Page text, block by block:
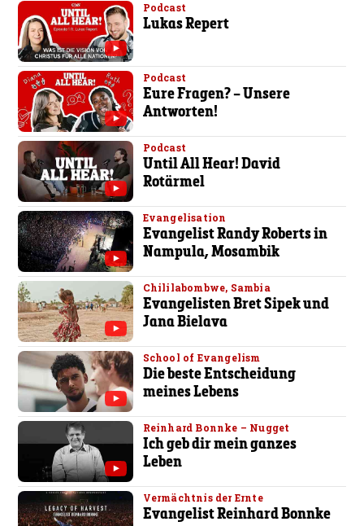
Podcast
Lukas Repert
Podcast
Eure Fragen? – Unsere
Antworten!
Podcast
Until All Hear! David
Rotärmel
Evangelisation
Evangelist Randy Roberts in
Nampula, Mosambik
Chililabombwe, Sambia
Evangelisten Bret Sipek und
Jana Bielava
School of Evangelism
Die beste Entscheidung
meines Lebens
Reinhard Bonnke – Nugget
Ich geb dir mein ganzes
Leben
Vermächtnis der Ernte
Evangelist Reinhard Bonnke